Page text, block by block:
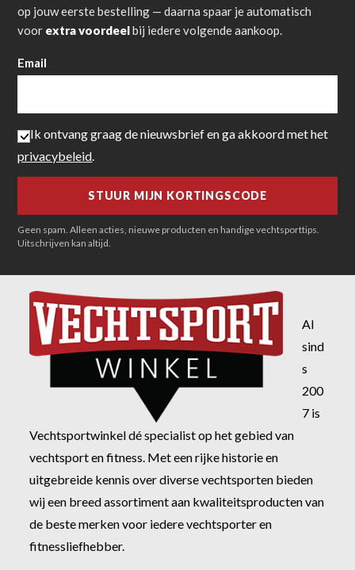
op jouw eerste bestelling — daarna spaar je automatisch
voor extra voordeelbij iedere volgende aankoop.
Email
Ik ontvang graag de nieuwsbrief en ga akkoord met het
privacybeleid.
Geen spam. Alleen acties, nieuwe producten en handige vechtsporttips.
Uitschrijven kan altijd.
Al
sind
s
200
7 is
Vechtsportwinkel dé specialist op het gebied van
vechtsport en fitness. Met een rijke historie en
uitgebreide kennis over diverse vechtsporten bieden
wij een breed assortiment aan kwaliteitsproducten van
de beste merken voor iedere vechtsporter en
fitnessliefhebber.